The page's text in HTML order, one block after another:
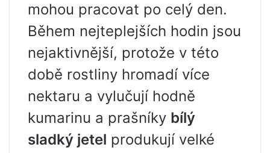
mohou pracovat po celý den.
Během nejteplejších hodin jsou
nejaktivnější, protože v této
době rostliny hromadí více
nektaru a vylučují hodně
kumarinu a prašníky bílý
sladký jetel produkují velké